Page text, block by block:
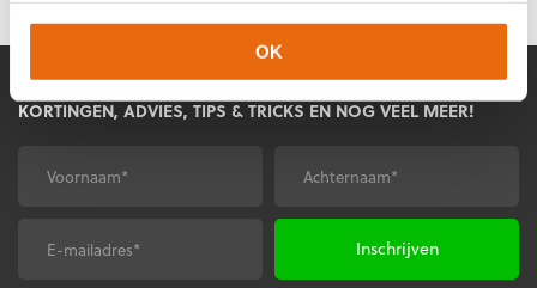
OK
MELD JE AAN VOOR ONZE NIEUWSBRIEF!
KORTINGEN, ADVIES, TIPS & TRICKS EN NOG VEEL MEER!
Voornaam* Achternaam*